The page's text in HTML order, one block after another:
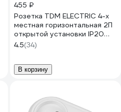
455 ₽
Розетка TDM ELECTRIC 4-х
местная горизонтальная 2П
открытой установки IP20
10A с защитными шторками
бук, серия "Ладога" SQ1801-
4.5(34)
В корзину